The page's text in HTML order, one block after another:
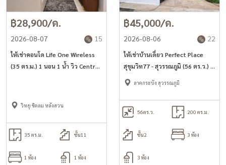
฿28,900/ด.
2026-08-07 15
ให้เช่าคอนโด Life One Wireless
(35 ตร.ม.) 1 นอน 1 น้ำ วิว Central
วิทยุ ชิดลม หลังสวน
35 ตร.ม. ชั้น11
1 ห้อง 1 ห้อง
฿45,000/ด.
2026-08-06 22
ให้เช่าบ้านเดี่ยว Perfect Place
สุขุมวิท77 - สุวรรณภูมิ (56 ตร.ว.) 3
นอน 3 น้ำ พร้อมอยู่
ลาดกระบัง สุวรรณภูมิ
56ตร.ว. 200 ตร.ม.
ชั้น2 3 ห้อง
3 ห้อง